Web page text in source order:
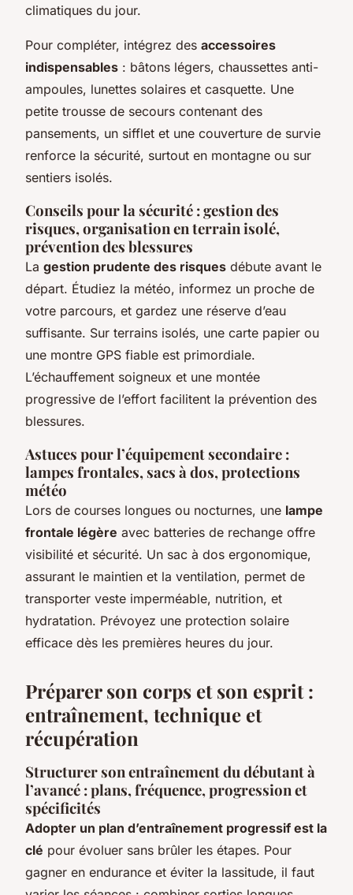
climatiques du jour.
Pour compléter, intégrez des accessoires
indispensables : bâtons légers, chaussettes anti-
ampoules, lunettes solaires et casquette. Une
petite trousse de secours contenant des
pansements, un sifflet et une couverture de survie
renforce la sécurité, surtout en montagne ou sur
sentiers isolés.
Conseils pour la sécurité : gestion des
risques, organisation en terrain isolé,
prévention des blessures
La gestion prudente des risques débute avant le
départ. Étudiez la météo, informez un proche de
votre parcours, et gardez une réserve d’eau
suffisante. Sur terrains isolés, une carte papier ou
une montre GPS fiable est primordiale.
L’échauffement soigneux et une montée
progressive de l’effort facilitent la prévention des
blessures.
Astuces pour l’équipement secondaire :
lampes frontales, sacs à dos, protections
météo
Lors de courses longues ou nocturnes, une lampe
frontale légère avec batteries de rechange offre
visibilité et sécurité. Un sac à dos ergonomique,
assurant le maintien et la ventilation, permet de
transporter veste imperméable, nutrition, et
hydratation. Prévoyez une protection solaire
efficace dès les premières heures du jour.
Préparer son corps et son esprit :
entraînement, technique et
récupération
Structurer son entraînement du débutant à
l’avancé : plans, fréquence, progression et
spécificités
Adopter un plan d’entraînement progressif est la
clé pour évoluer sans brûler les étapes. Pour
gagner en endurance et éviter la lassitude, il faut